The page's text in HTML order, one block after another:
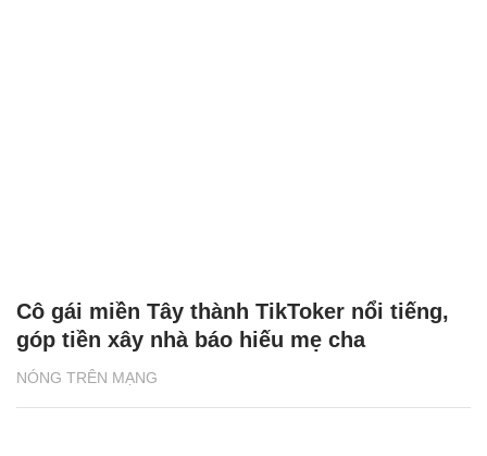
NÓNG TRÊN MẠNG
Cô gái miền Tây thành TikToker nổi tiếng,
góp tiền xây nhà báo hiếu mẹ cha